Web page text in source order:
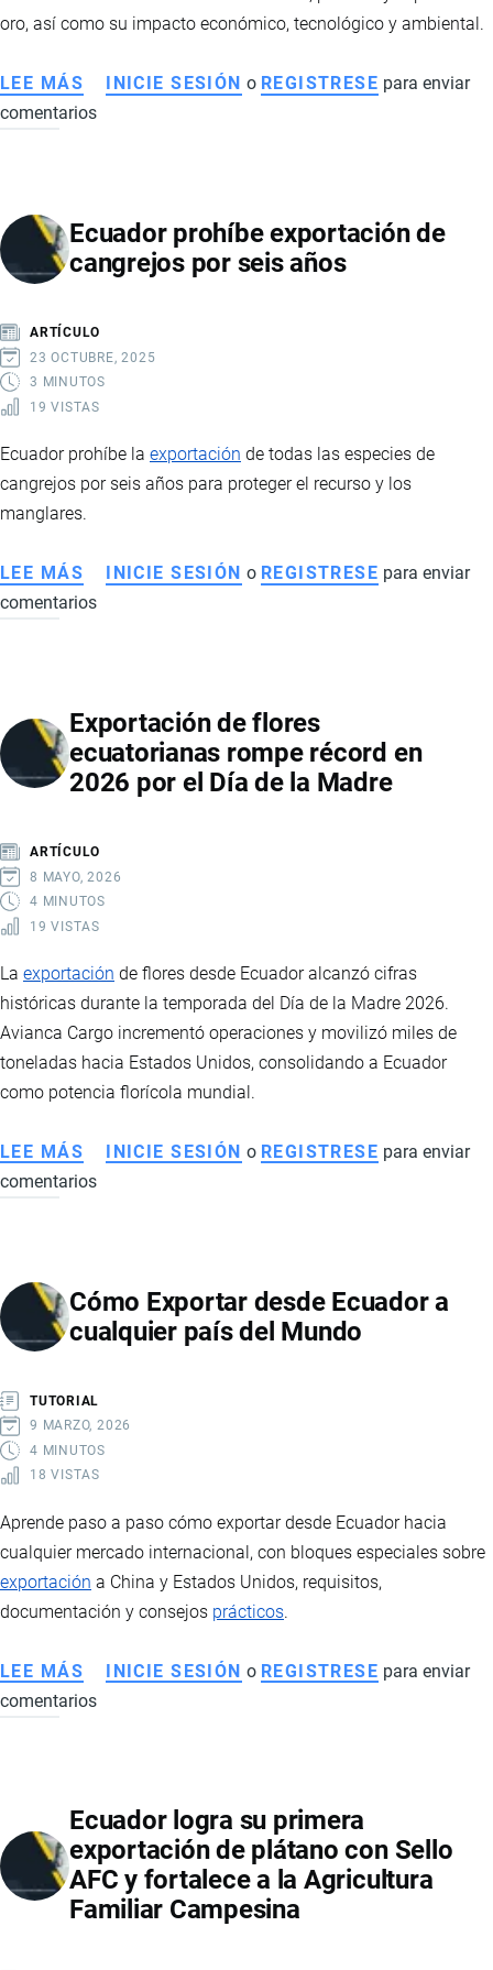
oro, así como su impacto económico, tecnológico y ambiental.
LEE MÁS SOBRE
FRUTA
ECUADOR:
IMPACTO
Y
AMBIENTAL
INICIE SESIÓN o REGISTRESE para enviar
comentarios
Ecuador prohíbe exportación de
cangrejos por seis años
ARTÍCULO
23 OCTUBRE, 2025
3 MINUTOS
19 VISTAS
Ecuador prohíbe la exportación de todas las especies de
cangrejos por seis años para proteger el recurso y los
manglares.
LEE MÁS SOBRE
ECUADOR
CANGREJOS
POR
SEIS
INICIE SESIÓN o REGISTRESE para enviar
comentarios
Exportación de flores
ecuatorianas rompe récord en
2026 por el Día de la Madre
ARTÍCULO
8 MAYO, 2026
4 MINUTOS
19 VISTAS
La exportación de flores desde Ecuador alcanzó cifras
históricas durante la temporada del Día de la Madre 2026.
Avianca Cargo incrementó operaciones y movilizó miles de
toneladas hacia Estados Unidos, consolidando a Ecuador
como potencia florícola mundial.
LEE MÁS SOBRE
EXPORTACIÓN
ROMPE
RÉCORD
POR
EL
DÍA
INICIE SESIÓN o REGISTRESE para enviar
comentarios
Cómo Exportar desde Ecuador a
cualquier país del Mundo
TUTORIAL
9 MARZO, 2026
4 MINUTOS
18 VISTAS
Aprende paso a paso cómo exportar desde Ecuador hacia
cualquier mercado internacional, con bloques especiales sobre
exportación a China y Estados Unidos, requisitos,
documentación y consejos prácticos.
LEE MÁS SOBRE
CÓMO
A
CUALQUIER
PAÍS
DEL
INICIE SESIÓN o REGISTRESE para enviar
comentarios
Ecuador logra su primera
exportación de plátano con Sello
AFC y fortalece a la Agricultura
Familiar Campesina